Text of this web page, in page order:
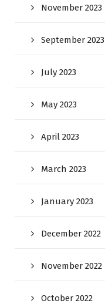
November 2023
September 2023
July 2023
May 2023
April 2023
March 2023
January 2023
December 2022
November 2022
October 2022